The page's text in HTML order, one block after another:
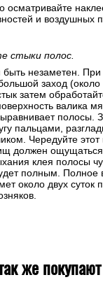
осматривайте
и воздушных
стыки полос.
незаметен. При
заход
затем
валика
полосы.
пальцами,
Чередуйте этот
должен ощущаться
клея полосы
полным. Полное
около двух суток
же покупают